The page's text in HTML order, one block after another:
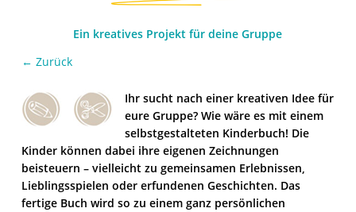
Ein kreatives Projekt für deine Gruppe
← Zurück
Ihr sucht nach einer kreativen Idee für
eure Gruppe? Wie wäre es mit einem
selbstgestalteten Kinderbuch! Die
Kinder können dabei ihre eigenen Zeichnungen
beisteuern – vielleicht zu gemeinsamen Erlebnissen,
Lieblingsspielen oder erfundenen Geschichten. Das
fertige Buch wird so zu einem ganz persönlichen